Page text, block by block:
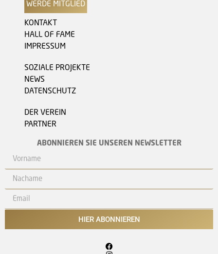
WERDE MITGLIED
KONTAKT
HALL OF FAME
IMPRESSUM
SOZIALE PROJEKTE
NEWS
DATENSCHUTZ
DER VEREIN
PARTNER
ABONNIEREN SIE UNSEREN NEWSLETTER
HIER ABONNIEREN